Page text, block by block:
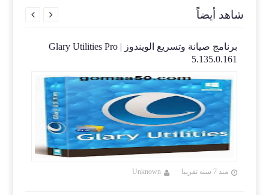
شاهد أيضاً
برنامج صيانة وتسريع الويندوز | Glary Utilities Pro
5.135.0.161
منذ 7 سنه تقريبا Unknown
 